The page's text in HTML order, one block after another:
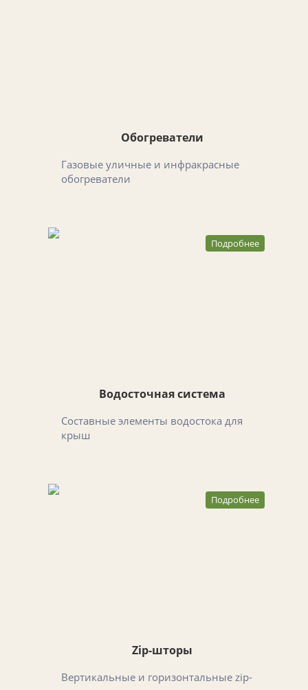
Обогреватели
Газовые уличные и инфракрасные
обогреватели
Подробнее
Водосточная система
Составные элементы водостока для
крыш
Подробнее
Zip-шторы
Вертикальные и горизонтальные zip-